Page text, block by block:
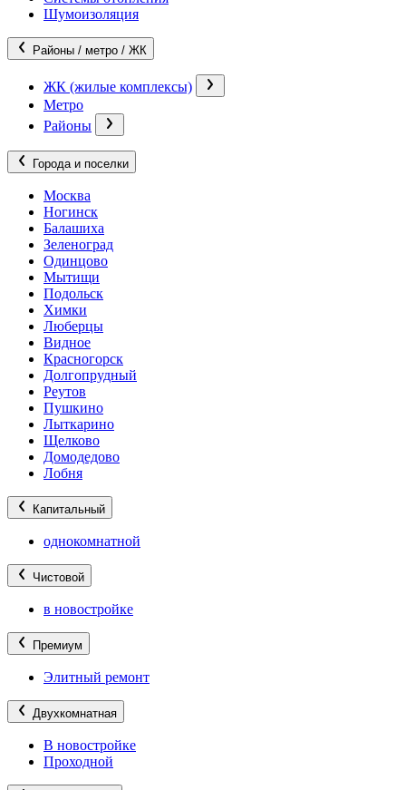
Шумоизоляция
Районы / метро / ЖК
ЖК (жилые комплексы)
Метро
Районы
Города и поселки
Москва
Ногинск
Балашиха
Зеленоград
Одинцово
Мытищи
Подольск
Химки
Люберцы
Видное
Красногорск
Долгопрудный
Реутов
Пушкино
Лыткарино
Щелково
Домодедово
Лобня
Капитальный
однокомнатной
Чистовой
в новостройке
Премиум
Элитный ремонт
Двухкомнатная
В новостройке
Проходной